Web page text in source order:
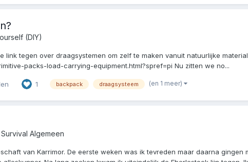
(DIY)
link tegen over draagsystemen om zelf te maken vanuit natuurlijke
packs-load-carrying-equipment.html?spref=pi Nu zitten we no...
1 backpack draagsysteem (en 1 meer)
Survival Algemeen
van Karrimor. De eerste weken was ik tevreden maar daarna